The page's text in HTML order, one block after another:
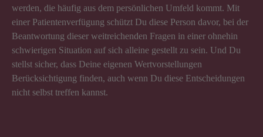
werden, die häufig aus dem persönlichen Umfeld kommt. Mit
einer Patientenverfügung schützt Du diese Person davor, bei der
Beantwortung dieser weitreichenden Fragen in einer ohnehin
schwierigen Situation auf sich alleine gestellt zu sein. Und Du
stellst sicher, dass Deine eigenen Wertvorstellungen
Berücksichtigung finden, auch wenn Du diese Entscheidungen
nicht selbst treffen kannst.